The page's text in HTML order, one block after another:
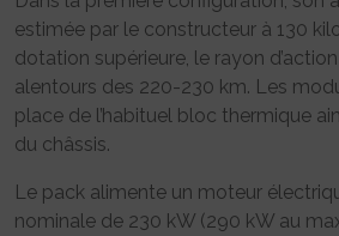
estimée par le constructeur à 130
dotation supérieure, le rayon
alentours des 220-230 km. Les
place de l’habituel bloc thermique
du châssis.
Le pack alimente un moteur
nominale de 230 kW (290 kW au